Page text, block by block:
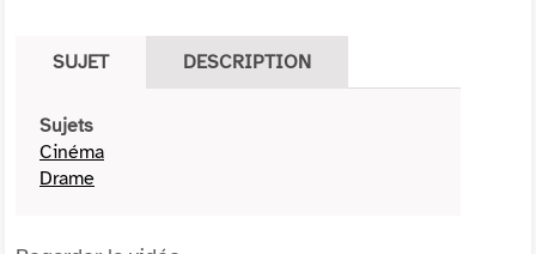
SUJET DESCRIPTION
Sujets
Cinéma
Drame